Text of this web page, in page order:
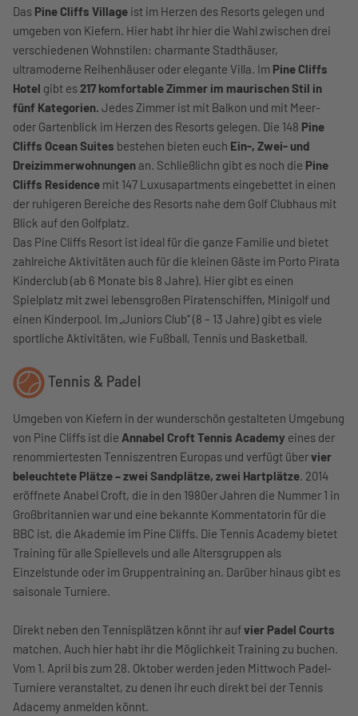
Das Pine Cliffs Village ist im Herzen des Resorts gelegen und
umgeben von Kiefern. Hier habt ihr hier die Wahl zwischen drei
verschiedenen Wohnstilen: charmante Stadthäuser,
ultramoderne Reihenhäuser oder elegante Villa. Im Pine Cliffs
Hotel gibt es217 komfortable Zimmer im maurischen Stil in
fünf Kategorien. Jedes Zimmer ist mit Balkon und mit Meer-
oder Gartenblick im Herzen des Resorts gelegen. Die 148 Pine
Cliffs Ocean Suites bestehen bieten euch Ein-, Zwei- und
Dreizimmerwohnungen an. Schließlichn gibt es noch die Pine
Cliffs Residence mit 147 Luxusapartments eingebettet in einen
der ruhigeren Bereiche des Resorts nahe dem Golf Clubhaus mit
Blick auf den Golfplatz.
Das Pine Cliffs Resort ist ideal für die ganze Familie und bietet
zahlreiche Aktivitäten auch für die kleinen Gäste im Porto Pirata
Kinderclub (ab 6 Monate bis 8 Jahre). Hier gibt es einen
Spielplatz mit zwei lebensgroßen Piratenschiffen, Minigolf und
einen Kinderpool. Im „Juniors Club“ (8 – 13 Jahre) gibt es viele
sportliche Aktivitäten, wie Fußball, Tennis und Basketball.
Tennis & Padel
Umgeben von Kiefern in der wunderschön gestalteten Umgebung
von Pine Cliffs ist die Annabel Croft Tennis Academy eines der
renommiertesten Tenniszentren Europas und verfügt übervier
beleuchtete Plätze – zwei Sandplätze, zwei Hartplätze. 2014
eröffnete Anabel Croft, die in den 1980er Jahren die Nummer 1 in
Großbritannien war und eine bekannte Kommentatorin für die
BBC ist, die Akademie im Pine Cliffs. Die Tennis Academy bietet
Training für alle Spiellevels und alle Altersgruppen als
Einzelstunde oder im Gruppentraining an. Darüber hinaus gibt es
saisonale Turniere.
Direkt neben den Tennisplätzen könnt ihr aufvier Padel Courts
matchen. Auch hier habt ihr die Möglichkeit Training zu buchen.
Vom 1. April bis zum 28. Oktober werden jeden Mittwoch Padel-
Turniere veranstaltet, zu denen ihr euch direkt bei der Tennis
Adacemy anmelden könnt.